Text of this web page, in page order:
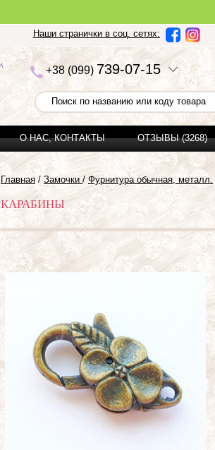
Наши странички в соц. сетях:
+38 (099)739-07-15
О НАС, КОНТАКТЫ ОТЗЫВЫ (3268)
Главная / Замочки / Фурнитура обычная, металл.
КАРАБИНЫ